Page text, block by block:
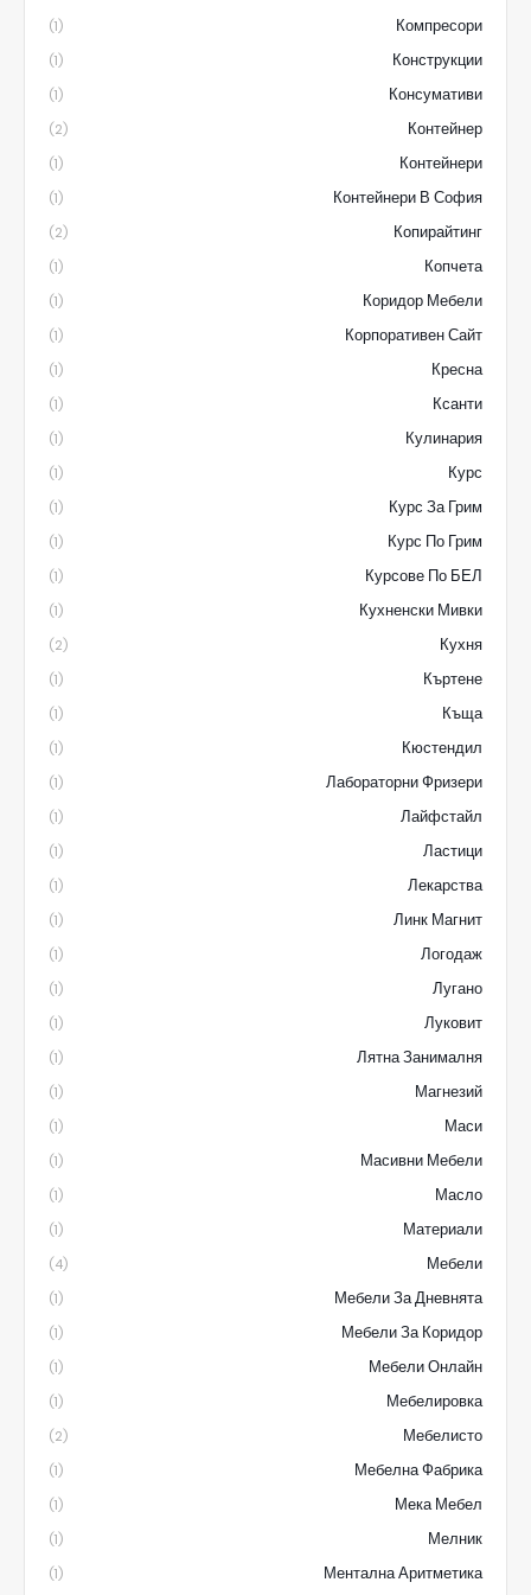
Компресори
(1)
Конструкции
(1)
Консумативи
(1)
Контейнер
(2)
Контейнери
(1)
Контейнери В София
(1)
Копирайтинг
(2)
Копчета
(1)
Коридор Мебели
(1)
Корпоративен Сайт
(1)
Кресна
(1)
Ксанти
(1)
Кулинария
(1)
Курс
(1)
Курс За Грим
(1)
Курс По Грим
(1)
Курсове По БЕЛ
(1)
Кухненски Мивки
(1)
Кухня
(2)
Къртене
(1)
Къща
(1)
Кюстендил
(1)
Лабораторни Фризери
(1)
Лайфстайл
(1)
Ластици
(1)
Лекарства
(1)
Линк Магнит
(1)
Логодаж
(1)
Лугано
(1)
Луковит
(1)
Лятна Занималня
(1)
Магнезий
(1)
Маси
(1)
Масивни Мебели
(1)
Масло
(1)
Материали
(1)
Мебели
(4)
Мебели За Дневнята
(1)
Мебели За Коридор
(1)
Мебели Онлайн
(1)
Мебелировка
(1)
Мебелисто
(2)
Мебелна Фабрика
(1)
Мека Мебел
(1)
Мелник
(1)
Ментална Аритметика
(1)